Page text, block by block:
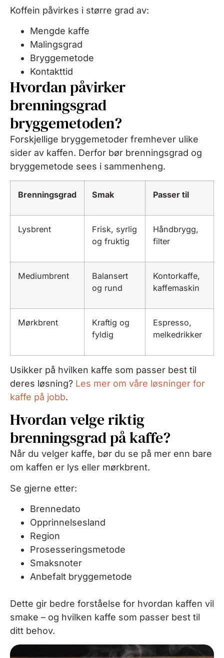
Koffein påvirkes i større grad av:
Mengde kaffe
Malingsgrad
Bryggemetode
Kontakttid
Hvordan påvirker
brenningsgrad
bryggemetoden?
Forskjellige bryggemetoder fremhever ulike
sider av kaffen. Derfor bør brenningsgrad og
bryggemetode sees i sammenheng.
Brenningsgrad Smak Passer til
Lysbrent
Frisk, syrlig
og fruktig
Håndbrygg,
filter
Mediumbrent
Balansert
og rund
Kontorkaffe,
kaffemaskin
Mørkbrent
Kraftig og
fyldig
Espresso,
melkedrikker
Usikker på hvilken kaffe som passer best til
deres løsning? Les mer om våre løsninger for
kaffe på jobb.
Hvordan velge riktig
brenningsgrad på kaffe?
Når du velger kaffe, bør du se på mer enn bare
om kaffen er lys eller mørkbrent.
Se gjerne etter:
Brennedato
Opprinnelsesland
Region
Prosesseringsmetode
Smaksnoter
Anbefalt bryggemetode
Dette gir bedre forståelse for hvordan kaffen vil
smake – og hvilken kaffe som passer best til
ditt behov.